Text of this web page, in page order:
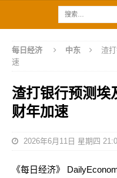
每日经济 中东
渣
速
渣打银行预测埃
财年加速
2026年6月11日 星期四
《每日经济》